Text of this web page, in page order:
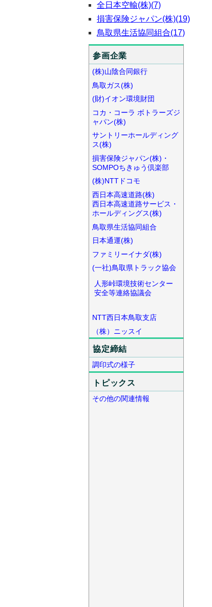
全日本空輸(株)(7)
損害保険ジャパン(株)(19)
鳥取県生活協同組合(17)
参画企業
(株)山陰合同銀行
鳥取ガス(株)
(財)イオン環境財団
コカ・コーラ ボトラーズジ
ャパン(株)
サントリーホールディング
ス(株)
損害保険ジャパン(株)・
SOMPOちきゅう倶楽部
(株)NTTドコモ
西日本高速道路(株)
西日本高速道路サービス・
ホールディングス(株)
鳥取県生活協同組合
日本通運(株)
ファミリーイナダ(株)
(一社)鳥取県トラック協会
人形峠環境技術センター
安全等連絡協議会
NTT西日本鳥取支店
（株）ニッスイ
協定締結
調印式の様子
トピックス
その他の関連情報